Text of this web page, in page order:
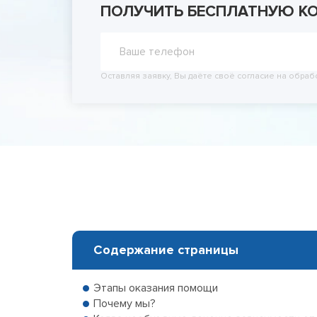
ПОЛУЧИТЬ БЕСПЛАТНУЮ
Оставляя заявку, Вы даёте своё согласие на
Содержание страницы
Этапы оказания помощи
Почему мы?